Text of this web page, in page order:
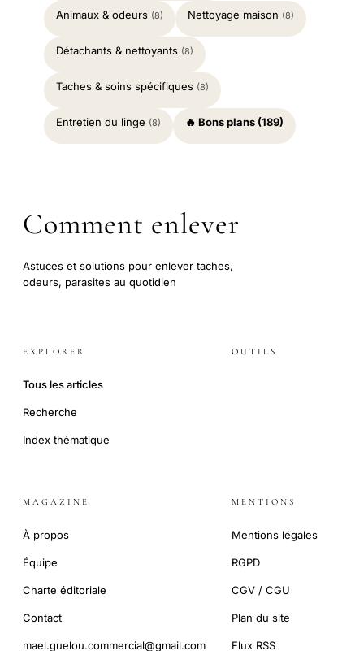
Animaux & odeurs (8) Nettoyage maison (8)
Détachants & nettoyants (8)
Taches & soins spécifiques (8)
Entretien du linge (8) 🔥 Bons plans (189)
Comment enlever
Astuces et solutions pour enlever taches,
odeurs, parasites au quotidien
EXPLORER
Tous les articles
Recherche
Index thématique
OUTILS
MAGAZINE
À propos
Équipe
Charte éditoriale
Contact
mael.guelou.commercial@gmail.com
MENTIONS
Mentions légales
RGPD
CGV / CGU
Plan du site
Flux RSS